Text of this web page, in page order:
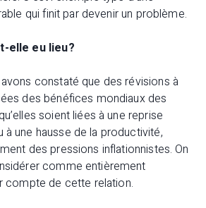
qui finit par devenir un problème.
elle eu lieu?
constaté que des révisions à
des bénéfices mondiaux des
soient liées à une reprise
une hausse de la productivité,
des pressions inflationnistes. On
comme entièrement
compte de cette relation.